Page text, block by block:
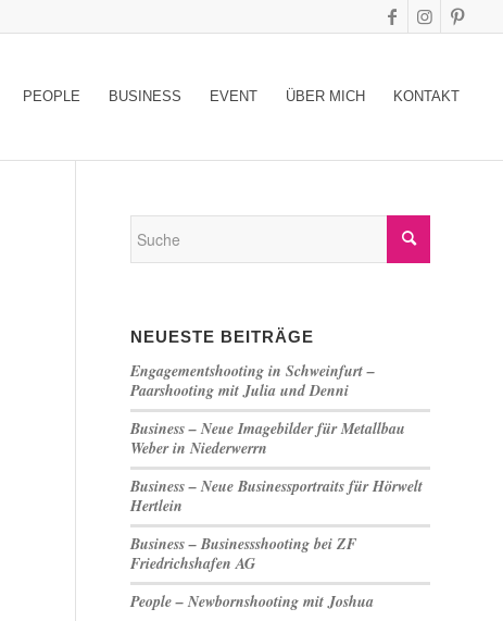
PEOPLE BUSINESS EVENT ÜBER MICH KONTAKT
NEUESTE BEITRÄGE
Engagementshooting in Schweinfurt –
Paarshooting mit Julia und Denni
Business – Neue Imagebilder für Metallbau
Weber in Niederwerrn
Business – Neue Businessportraits für Hörwelt
Hertlein
Business – Businessshooting bei ZF
Friedrichshafen AG
People – Newbornshooting mit Joshua